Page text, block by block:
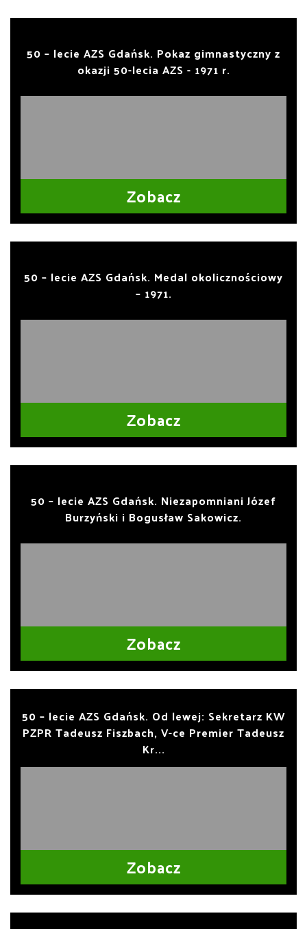
50 – lecie AZS Gdańsk. Pokaz gimnastyczny z
okazji 50-lecia AZS - 1971 r.
Zobacz
50 – lecie AZS Gdańsk. Medal okolicznościowy
– 1971.
Zobacz
50 – lecie AZS Gdańsk. Niezapomniani Józef
Burzyński i Bogusław Sakowicz.
Zobacz
50 – lecie AZS Gdańsk. Od lewej: Sekretarz KW
PZPR Tadeusz Fiszbach, V-ce Premier Tadeusz
Kr...
Zobacz